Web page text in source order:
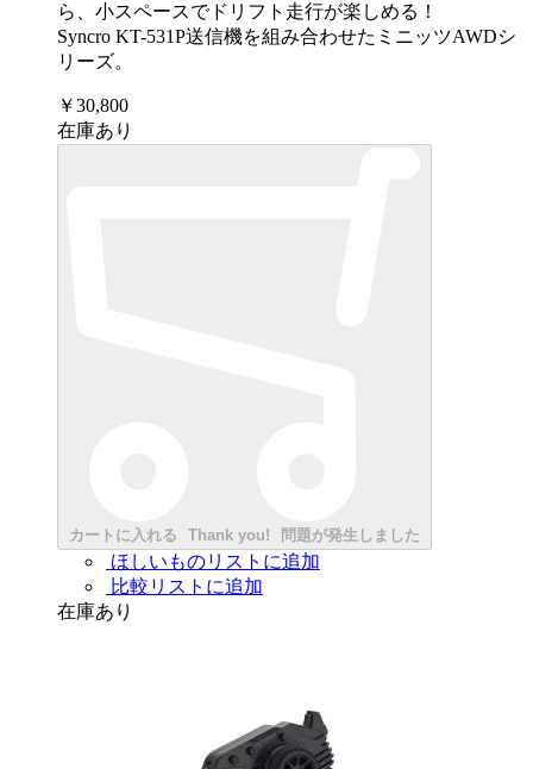
ら、小スペースでドリフト走行が楽しめる！
Syncro KT-531P送信機を組み合わせたミニッツAWDシ
リーズ。
￥30,800
在庫あり
カートに入れる Thank you! 問題が発生しました
ほしいものリストに追加
比較リストに追加
在庫あり